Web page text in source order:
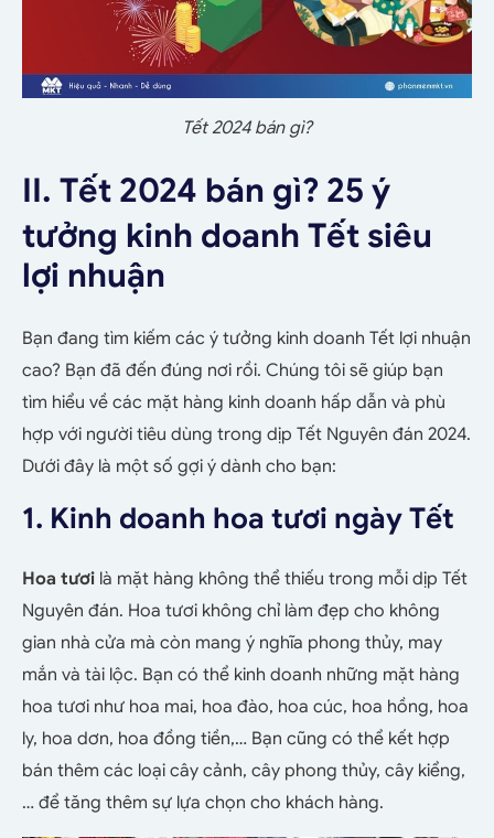
Tết 2024 bán gì?
II. Tết 2024 bán gì? 25 ý
tưởng kinh doanh Tết siêu
lợi nhuận
Bạn đang tìm kiếm các ý tưởng kinh doanh Tết lợi nhuận
cao? Bạn đã đến đúng nơi rồi. Chúng tôi sẽ giúp bạn
tìm hiểu về các mặt hàng kinh doanh hấp dẫn và phù
hợp với người tiêu dùng trong dịp Tết Nguyên đán 2024.
Dưới đây là một số gợi ý dành cho bạn:
1. Kinh doanh hoa tươi ngày Tết
Hoa tươi là mặt hàng không thể thiếu trong mỗi dịp Tết
Nguyên đán. Hoa tươi không chỉ làm đẹp cho không
gian nhà cửa mà còn mang ý nghĩa phong thủy, may
mắn và tài lộc. Bạn có thể kinh doanh những mặt hàng
hoa tươi như hoa mai, hoa đào, hoa cúc, hoa hồng, hoa
ly, hoa dơn, hoa đồng tiền,… Bạn cũng có thể kết hợp
bán thêm các loại cây cảnh, cây phong thủy, cây kiểng,
… để tăng thêm sự lựa chọn cho khách hàng.